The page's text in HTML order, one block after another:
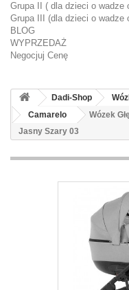
Grupa II ( dla dzieci o wadze
Grupa III (dla dzieci o wadze
BLOG
WYPRZEDAŻ
Negocjuj Cenę
Dadi-Shop
Camarelo
Wózek
Jasny Szary 03